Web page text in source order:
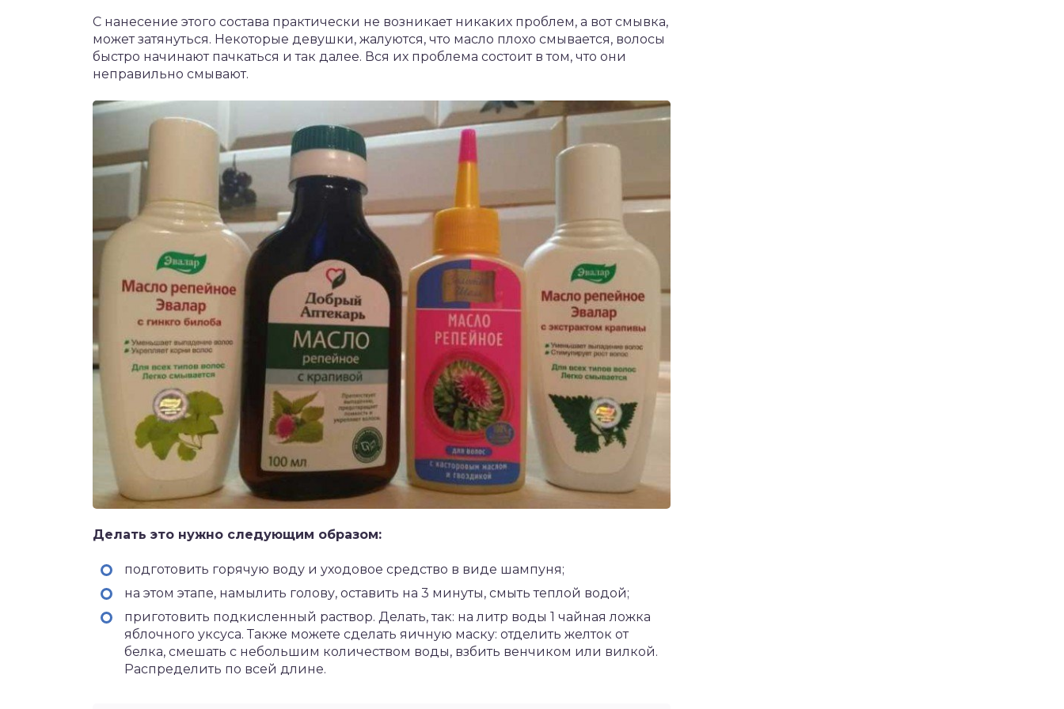
С нанесение этого состава практически не возникает никаких проблем, а вот смывка,
может затянуться. Некоторые девушки, жалуются, что масло плохо смывается, волосы
быстро начинают пачкаться и так далее. Вся их проблема состоит в том, что они
неправильно смывают.
Делать это нужно следующим образом:
подготовить горячую воду и уходовое средство в виде шампуня;
на этом этапе, намылить голову, оставить на 3 минуты, смыть теплой водой;
приготовить подкисленный раствор. Делать, так: на литр воды 1 чайная ложка
яблочного уксуса. Также можете сделать яичную маску: отделить желток от
белка, смешать с небольшим количеством воды, взбить венчиком или вилкой.
Распределить по всей длине.